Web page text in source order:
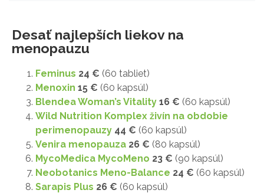
Desať najlepších liekov na
menopauzu
Feminus 24 € (60 tabliet)
Menoxin 15 € (60 kapsúl)
Blendea Woman’s Vitality 16 € (60 kapsúl)
Wild Nutrition Komplex živín na obdobie
perimenopauzy 44 € (60 kapsúl)
Venira menopauza 26 € (80 kapsúl)
MycoMedica MycoMeno 23 € (90 kapsúl)
Neobotanics Meno-Balance 24 € (60 kapsúl)
Sarapis Plus 26 € (60 kapsúl)